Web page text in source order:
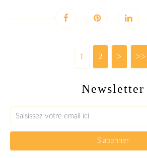
1 2 > >>
Newsletter